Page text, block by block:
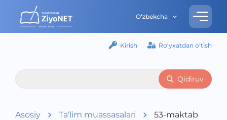
O‘zbekcha
Kirish Ro‘yxatdan o‘tish
Qidiruv
Asosiy Ta‘lim muassasalari 53-maktab